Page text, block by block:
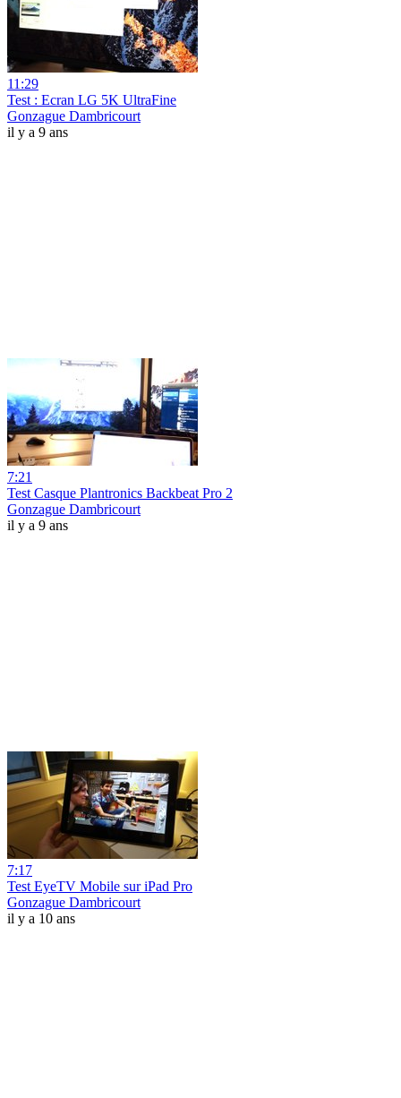
11:29
Test : Ecran LG 5K UltraFine
Gonzague Dambricourt
il y a 9 ans
7:21
Test Casque Plantronics Backbeat Pro 2
Gonzague Dambricourt
il y a 9 ans
7:17
Test EyeTV Mobile sur iPad Pro
Gonzague Dambricourt
il y a 10 ans